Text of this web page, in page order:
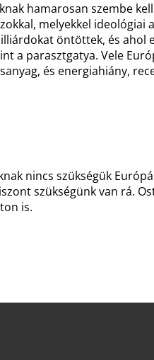
hamarosan szembe
melyekkel ideológiai
öntöttek, és ahol
a parasztgatya. Vele
és energiahiány,
nincs szükségük
szükségünk van rá.
is.